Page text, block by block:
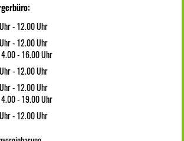
- 12.00 Uhr
- 12.00 Uhr
- 16.00 Uhr
- 12.00 Uhr
- 12.00 Uhr
- 19.00 Uhr
- 12.00 Uhr